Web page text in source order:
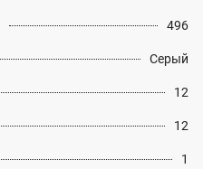
496
Серый
12
12
1